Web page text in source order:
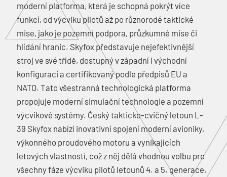
moderní platforma, která je schopná pokrýt více
funkcí, od výcviku pilotů až po různorodé taktické
mise, jako je pozemní podpora, průzkumné mise či
hlídání hranic. Skyfox představuje nejefektivnější
stroj ve své třídě, dostupný v západní i východní
konfiguraci a certifikovaný podle předpisů EU a
NATO. Tato všestranná technologická platforma
propojuje moderní simulační technologie a pozemní
výcvikové systémy. Český takticko-cvičný letoun L-
39 Skyfox nabízí inovativní spojení moderní avioniky,
výkonného proudového motoru a vynikajících
letových vlastností, což z něj dělá vhodnou volbu pro
všechny fáze výcviku pilotů letounů 4. a 5. generace,